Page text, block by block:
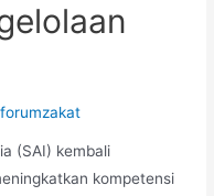
forumzakat
(SAI) kembali
kompetensi